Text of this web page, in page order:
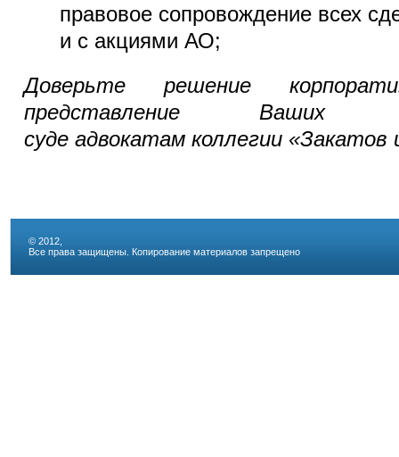
правовое сопровождение всех
и с акциями АО;
Доверьте решение
представление Ваших
суде адвокатам коллегии
© 2012,
Все права защищены. Копирование материалов запрещено